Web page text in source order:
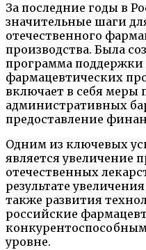
За последние годы в
значительные шаги
отечественного
производства. Была
программа поддержки
фармацевтических
включает в себя
административных
предоставление
Одним из ключевых
является увеличение
отечественных
результате
также развития
российские
уровне.